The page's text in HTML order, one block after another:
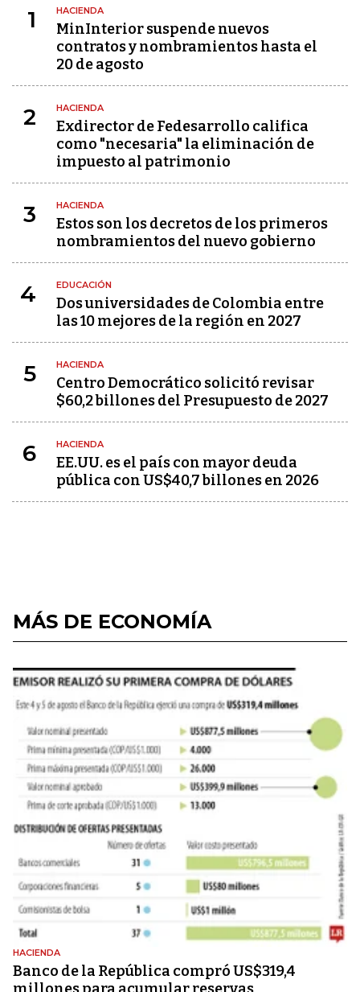
1 HACIENDA
MinInterior suspende nuevos
contratos y nombramientos hasta el
20 de agosto
2 HACIENDA
Exdirector de Fedesarrollo califica
como "necesaria" la eliminación de
impuesto al patrimonio
3 HACIENDA
Estos son los decretos de los primeros
nombramientos del nuevo gobierno
4 EDUCACIÓN
Dos universidades de Colombia entre
las 10 mejores de la región en 2027
5 HACIENDA
Centro Democrático solicitó revisar
$60,2 billones del Presupuesto de 2027
6 HACIENDA
EE.UU. es el país con mayor deuda
pública con US$40,7 billones en 2026
MÁS DE ECONOMÍA
HACIENDA
Banco de la República compró US$319,4